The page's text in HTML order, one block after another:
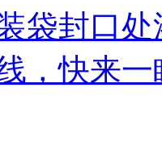
袋封口
，快来